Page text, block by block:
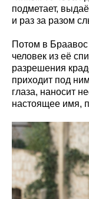
подметает,
и раз за разом
Потом в
человек из её
разрешения
приходит под
глаза, наносит
настоящее имя,